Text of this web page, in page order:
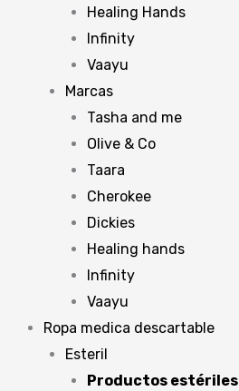
Healing Hands
Infinity
Vaayu
Marcas
Tasha and me
Olive & Co
Taara
Cherokee
Dickies
Healing hands
Infinity
Vaayu
Ropa medica descartable
Esteril
Productos estériles